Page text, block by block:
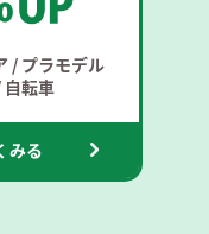
/ プラモデル
転車
みる